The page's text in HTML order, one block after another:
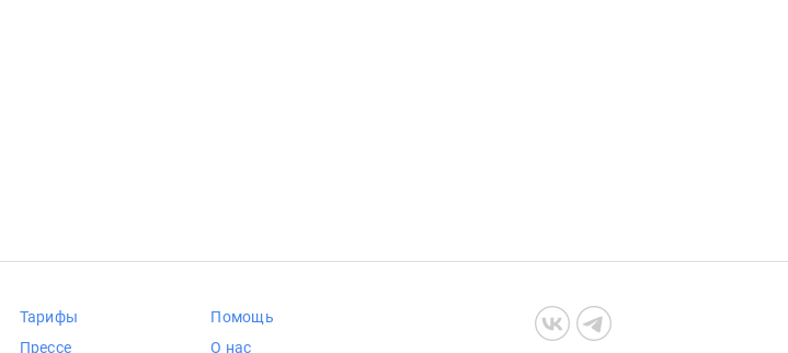
Тарифы
Прессе
Помощь
О нас